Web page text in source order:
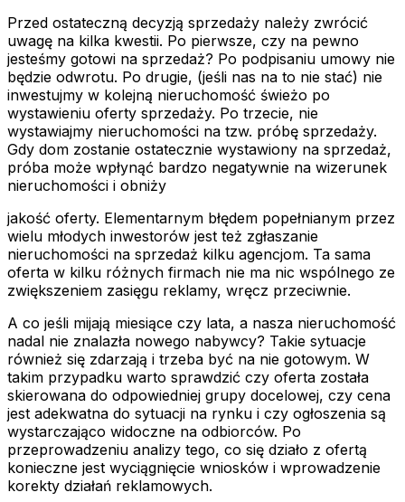
Przed ostateczną decyzją sprzedaży należy zwrócić
uwagę na kilka kwestii. Po pierwsze, czy na pewno
jesteśmy gotowi na sprzedaż? Po podpisaniu umowy nie
będzie odwrotu. Po drugie, (jeśli nas na to nie stać) nie
inwestujmy w kolejną nieruchomość świeżo po
wystawieniu oferty sprzedaży. Po trzecie, nie
wystawiajmy nieruchomości na tzw. próbę sprzedaży.
Gdy dom zostanie ostatecznie wystawiony na sprzedaż,
próba może wpłynąć bardzo negatywnie na wizerunek
nieruchomości i obniży
jakość oferty. Elementarnym błędem popełnianym przez
wielu młodych inwestorów jest też zgłaszanie
nieruchomości na sprzedaż kilku agencjom. Ta sama
oferta w kilku różnych firmach nie ma nic wspólnego ze
zwiększeniem zasięgu reklamy, wręcz przeciwnie.
A co jeśli mijają miesiące czy lata, a nasza nieruchomość
nadal nie znalazła nowego nabywcy? Takie sytuacje
również się zdarzają i trzeba być na nie gotowym. W
takim przypadku warto sprawdzić czy oferta została
skierowana do odpowiedniej grupy docelowej, czy cena
jest adekwatna do sytuacji na rynku i czy ogłoszenia są
wystarczająco widoczne na odbiorców. Po
przeprowadzeniu analizy tego, co się działo z ofertą
konieczne jest wyciągnięcie wniosków i wprowadzenie
korekty działań reklamowych.